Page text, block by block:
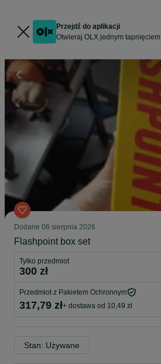
Przejdź do aplikacji
Otwieraj OLX jednym tapnięciem
Dodane 06 sierpnia 2026
Flashpoint box set
Tylko przedmiot
300 zł
Przedmiot z Pakietem Ochronnym
317,79 zł+ dostawa od 10,49 zł
Stan: Używane